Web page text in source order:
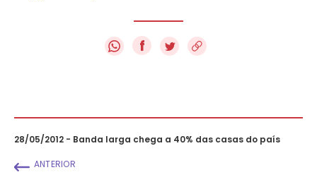
f
28/05/2012 - Banda larga chega a 40% das casas do país
ANTERIOR